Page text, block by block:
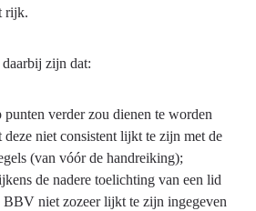
rijk.
zijn dat:
verder zou dienen te worden
niet consistent lijkt te zijn met de
(van vóór de handreiking);
de nadere toelichting van een lid
BBV niet zozeer lijkt te zijn ingegeven